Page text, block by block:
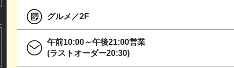
グルメ／2F
午前10:00～午後21:00営業
(ラストオーダー20:30)